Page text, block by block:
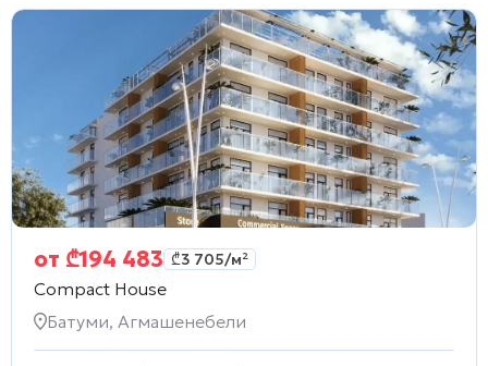
от ₾194 483 ₾3 705/м²
Compact House
Батуми, Агмашенебели